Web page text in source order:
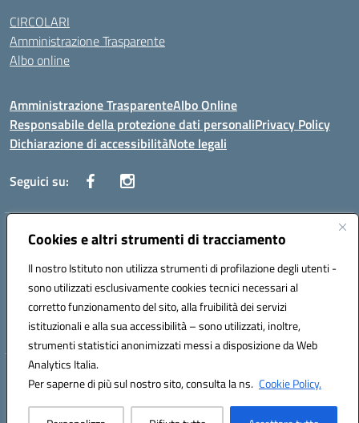
Cookies e altri strumenti di tracciamento
Il nostro Istituto non utilizza strumenti di profilazione degli utenti -
sono utilizzati esclusivamente cookies tecnici necessari al
corretto funzionamento del sito, alla fruibilità dei servizi
istituzionali e alla sua accessibilità – sono utilizzati, inoltre,
strumenti statistici anonimizzati messi a disposizione da Web
Analytics Italia.
Per saperne di più sul nostro sito, consulta la ns. Cookie Policy.
CIRCOLARI
Amministrazione Trasparente
Albo online
Amministrazione TrasparenteAlbo Online
Responsabile della protezione dati personaliPrivacy Policy
Dichiarazione di accessibilitàNote legali
Seguici su:
Indirizzo:Corso Vittorio Emanuele, 27 90133 - Palermo
Posta elettronica certificata (PEC):pais03600r@pec.istruzione.it
Codice fiscale: 97308550827
Codice meccanografico: PAIS03600R
Hosting & Powered by 3D Solution S.r.l.
Concept & Design by Designers Italia